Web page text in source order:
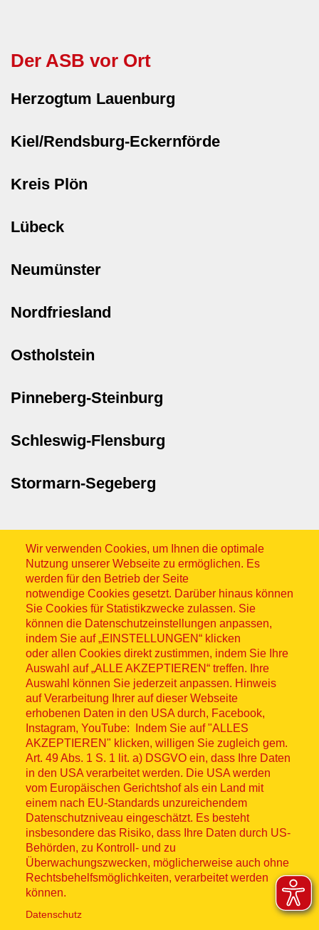
Der ASB vor Ort
Herzogtum Lauenburg
Kiel/Rendsburg-Eckernförde
Kreis Plön
Lübeck
Neumünster
Nordfriesland
Ostholstein
Pinneberg-Steinburg
Schleswig-Flensburg
Stormarn-Segeberg
Wir verwenden Cookies, um Ihnen die optimale
Nutzung unserer Webseite zu ermöglichen. Es
werden für den Betrieb der Seite
notwendige Cookies gesetzt. Darüber hinaus können
Sie Cookies für Statistikzwecke zulassen. Sie
können die Datenschutzeinstellungen anpassen,
indem Sie auf „EINSTELLUNGEN“ klicken
oder allen Cookies direkt zustimmen, indem Sie Ihre
Auswahl auf „ALLE AKZEPTIEREN“ treffen. Ihre
Auswahl können Sie jederzeit anpassen. Hinweis
auf Verarbeitung Ihrer auf dieser Webseite
erhobenen Daten in den USA durch, Facebook,
Instagram, YouTube: Indem Sie auf "ALLES
AKZEPTIEREN" klicken, willigen Sie zugleich gem.
Art. 49 Abs. 1 S. 1 lit. a) DSGVO ein, dass Ihre Daten
in den USA verarbeitet werden. Die USA werden
vom Europäischen Gerichtshof als ein Land mit
einem nach EU-Standards unzureichendem
Datenschutzniveau eingeschätzt. Es besteht
insbesondere das Risiko, dass Ihre Daten durch US-
Behörden, zu Kontroll- und zu
Überwachungszwecken, möglicherweise auch ohne
Rechtsbehelfsmöglichkeiten, verarbeitet werden
können.
Datenschutz
Sitemap
© ASB 2026
Fußzeilenmenü
Impressum
Datenschutz
Kontakt
Hinweisgebersystem
Lieferkette
Widerruf